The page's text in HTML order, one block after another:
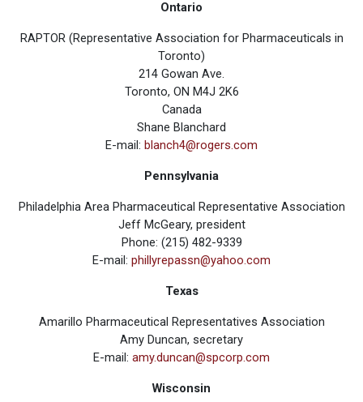
Ontario
RAPTOR (Representative Association for Pharmaceuticals in
Toronto)
214 Gowan Ave.
Toronto, ON M4J 2K6
Canada
Shane Blanchard
E-mail: blanch4@rogers.com
Pennsylvania
Philadelphia Area Pharmaceutical Representative Association
Jeff McGeary, president
Phone: (215) 482-9339
E-mail: phillyrepassn@yahoo.com
Texas
Amarillo Pharmaceutical Representatives Association
Amy Duncan, secretary
E-mail: amy.duncan@spcorp.com
Wisconsin